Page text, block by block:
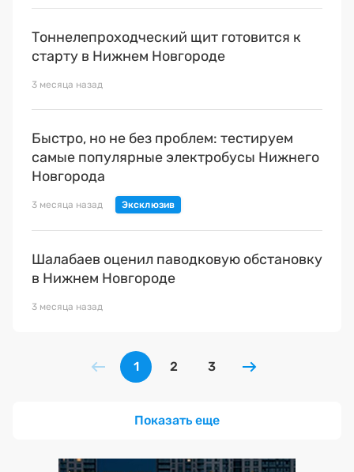
Тоннелепроходческий щит готовится к
старту в Нижнем Новгороде
3 месяца назад
Быстро, но не без проблем: тестируем
самые популярные электробусы Нижнего
Новгорода
3 месяца назад
Шалабаев оценил паводковую обстановку
в Нижнем Новгороде
3 месяца назад
1 2 3
Показать еще